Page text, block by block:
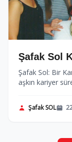
Şafak Sol
Şafak Sol: Bir
aşkın kariyer
Şafak SOL